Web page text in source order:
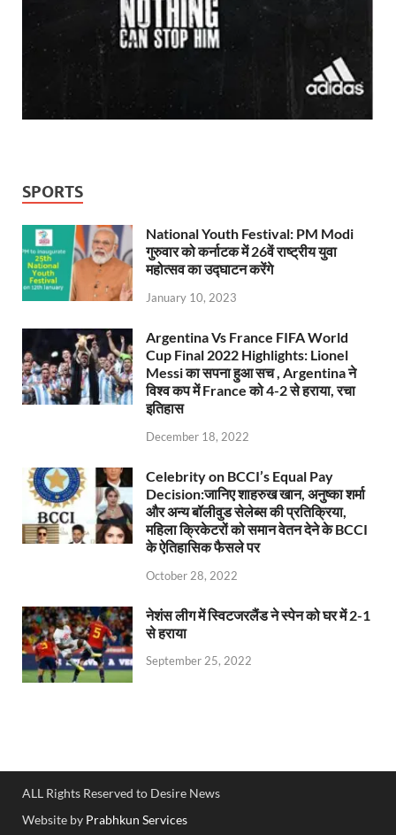
SPORTS
National Youth Festival: PM Modi
गुरुवार को कर्नाटक में 26वें राष्ट्रीय युवा
महोत्सव का उद्घाटन करेंगे
January 10, 2023
Argentina Vs France FIFA World
Cup Final 2022 Highlights: Lionel
Messi का सपना हुआ सच , Argentina ने
विश्व कप में France को 4-2 से हराया, रचा
इतिहास
December 18, 2022
Celebrity on BCCI’s Equal Pay
Decision:जानिए शाहरुख खान, अनुष्का शर्मा
और अन्य बॉलीवुड सेलेब्स की प्रतिक्रिया,
महिला क्रिकेटरों को समान वेतन देने के BCCI
के ऐतिहासिक फैसले पर
October 28, 2022
नेशंस लीग में स्विटजरलैंड ने स्पेन को घर में 2-1
से हराया
September 25, 2022
ALL Rights Reserved to Desire News
Website by Prabhkun Services